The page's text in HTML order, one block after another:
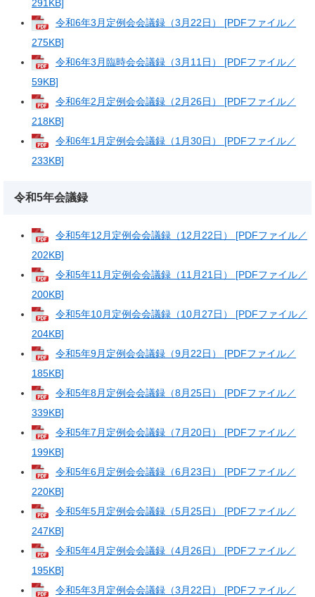
291KB]
令和6年3月定例会会議録（3月22日） [PDFファイル／
275KB]
令和6年3月臨時会会議録（3月11日） [PDFファイル／
59KB]
令和6年2月定例会会議録（2月26日） [PDFファイル／
218KB]
令和6年1月定例会会議録（1月30日） [PDFファイル／
233KB]
令和5年会議録
令和5年12月定例会会議録（12月22日） [PDFファイル／
202KB]
令和5年11月定例会会議録（11月21日） [PDFファイル／
200KB]
令和5年10月定例会会議録（10月27日） [PDFファイル／
204KB]
令和5年9月定例会会議録（9月22日） [PDFファイル／
185KB]
令和5年8月定例会会議録（8月25日） [PDFファイル／
339KB]
令和5年7月定例会会議録（7月20日） [PDFファイル／
199KB]
​令和5年6月定例会会議録（6月23日） [PDFファイル／
220KB]
令和5年5月定例会会議録（5月25日） [PDFファイル／
247KB]
令和5年4月定例会会議録（4月26日） [PDFファイル／
195KB]
令和5年3月定例会会議録（3月22日） [PDFファイル／